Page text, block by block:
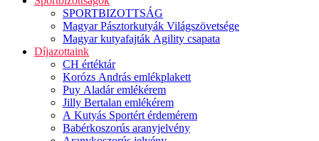
SPORTBIZOTTSÁG
Magyar Pásztorkutyák Világszövetsége
Magyar kutyafajták Agility csapata
Díjazottaink
CH értéktár
Korózs András emlékplakett
Puy Aladár emlékérem
Jilly Bertalan emlékérem
A Kutyás Sportért érdemérem
Babérkoszorús aranyjelvény